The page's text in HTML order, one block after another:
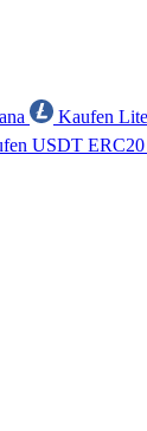
Kaufen
USDT ERC20